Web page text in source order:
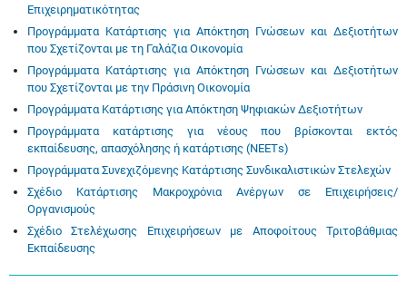
Επιχειρηματικότητας
Προγράμματα Κατάρτισης για Απόκτηση Γνώσεων και Δεξιοτήτων
που Σχετίζονται με τη Γαλάζια Οικονομία
Προγράμματα Κατάρτισης για Απόκτηση Γνώσεων και Δεξιοτήτων
που Σχετίζονται με την Πράσινη Οικονομία
Προγράμματα Κατάρτισης για Απόκτηση Ψηφιακών Δεξιοτήτων
Προγράμματα κατάρτισης για νέους που βρίσκονται εκτός
εκπαίδευσης, απασχόλησης ή κατάρτισης (ΝΕΕΤs)
Προγράμματα Συνεχιζόμενης Κατάρτισης Συνδικαλιστικών Στελεχών
Σχέδιο Κατάρτισης Μακροχρόνια Ανέργων σε Επιχειρήσεις/
Οργανισμούς
Σχέδιο Στελέχωσης Επιχειρήσεων με Αποφοίτους Τριτοβάθμιας
Εκπαίδευσης